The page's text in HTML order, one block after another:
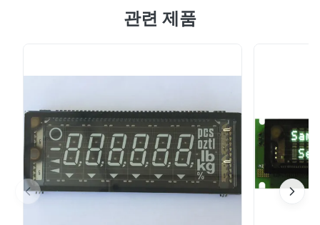
자명, 높은 밝기와 대조 비율, 넓은 관점
다채로운 종류
선명한 디스플레이와 밝기로 얻은 우수한 시각 인식
수점, 우수점, 단위, INB-08LM19T 장점: 자명, 높은 밝기와
은 전력 소비 긴 서비스 시간 및 높은 신뢰성 빠른 응답 시
레이 스케일 표시 포장 및 배달: EPS 트레이 + 카튼 상자
해상 운송 또는 항공 운송 익스프레스: FEDEX, DHL, UPS
등... 우리에 대해 우리 회사는 중국 상하이...
관련 제품